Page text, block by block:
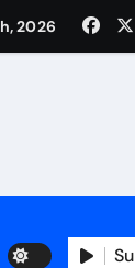
мест
2026